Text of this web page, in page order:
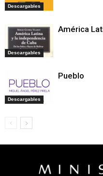
Descargables
Descargables
América
Descargables
Pueblo